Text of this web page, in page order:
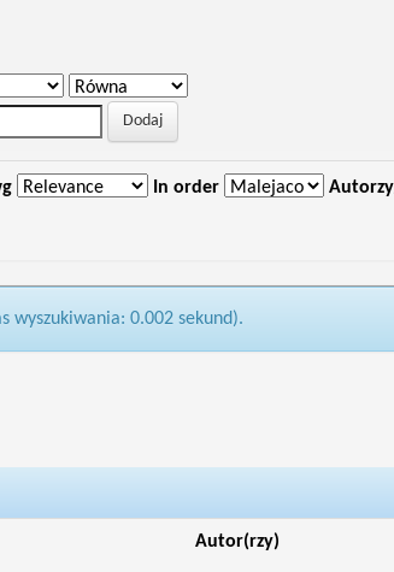
In order
wyszukiwania: 0.002 sekund).
Autor(rzy)